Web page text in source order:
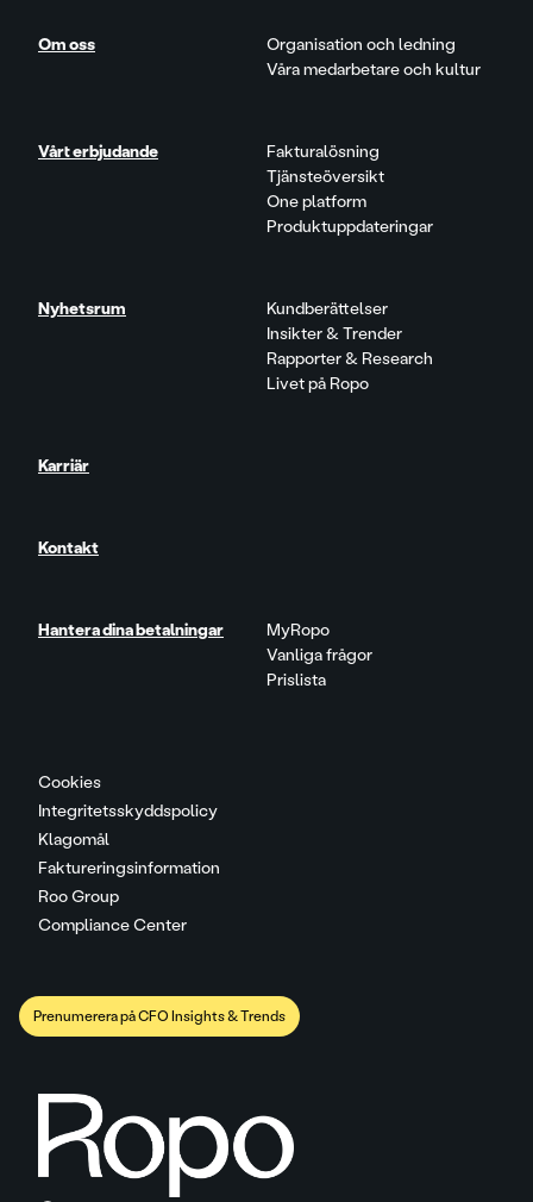
Cookies
Integritetsskyddspolicy
Klagomål
Faktureringsinformation
Roo Group
Compliance Center
Om oss
Organisation och ledning
Våra medarbetare och kultur
Vårt erbjudande
Fakturalösning
Tjänsteöversikt
One platform
Produktuppdateringar
Nyhetsrum
Kundberättelser
Insikter & Trender
Rapporter & Research
Livet på Ropo
Karriär
Kontakt
Hantera dina betalningar
MyRopo
Vanliga frågor
Prislista
Prenumerera på CFO Insights & Trends